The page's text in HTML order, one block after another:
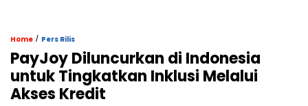
Home / Pers Rilis
PayJoy Diluncurkan di Indonesia
untuk Tingkatkan Inklusi Melalui
Akses Kredit